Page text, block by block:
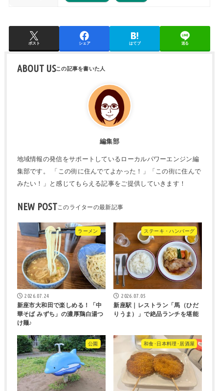
ポスト シェア はてブ 送る
ABOUT US
編集部
地域情報の発信をサポートしているローカルパワーエンジン編
集部です。 「この街に住んでてよかった！」「この街に住んで
みたい！」と感じてもらえる記事をご提供していきます！
NEW POST
ラーメン
2026.07.24
新座市大和田で楽しめる！「中
華そば みずち」の濃厚鶏白湯つ
け麺♪
ステーキ・ハンバーグ
2026.07.05
新座駅｜レストラン「馬（ひだ
りうま）」で絶品ランチを堪能
公園 和食･日本料理･居酒屋